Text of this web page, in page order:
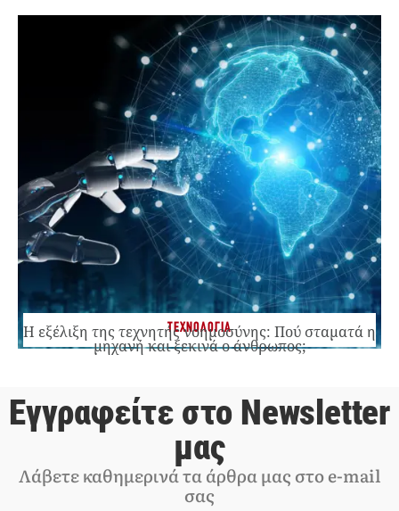
ΤΕΧΝΟΛΟΓΙΑ
Η εξέλιξη της τεχνητής νοημοσύνης: Πού σταματά η
μηχανή και ξεκινά ο άνθρωπος;
Εγγραφείτε στο Newsletter
μας
Λάβετε καθημερινά τα άρθρα μας στο e-mail
σας